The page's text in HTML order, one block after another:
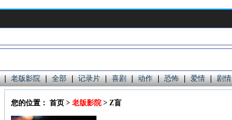
| 老版影院 | 全部 | 记录片 | 喜剧 | 动作 | 恐怖 | 爱情 | 剧情
您的位置： 首页 > 老版影院 > Z盲